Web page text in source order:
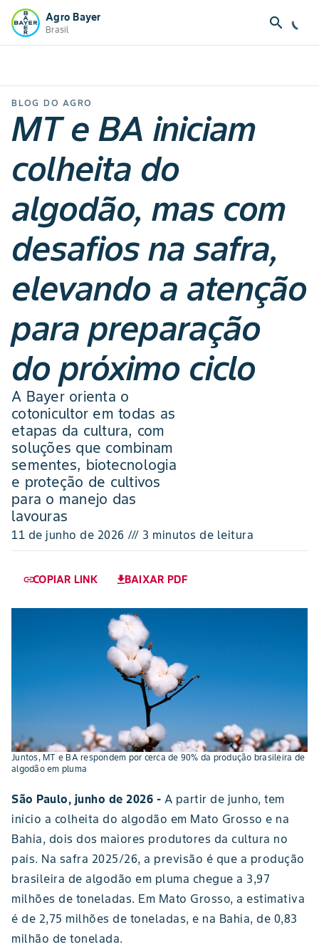
Agro Bayer
Brasil search
BLOG DO AGRO
MT e BA iniciam
colheita do
algodão, mas com
desafios na safra,
elevando a atenção
para preparação
do próximo ciclo
A Bayer orienta o
cotonicultor em todas as
etapas da cultura, com
soluções que combinam
sementes, biotecnologia
e proteção de cultivos
para o manejo das
lavouras
11 de junho de 2026 /// 3 minutos de leitura
COPIAR LINK
link BAIXAR PDF
download
Juntos, MT e BA respondem por cerca de 90% da produção brasileira de
algodão em pluma
São Paulo, junho de 2026 - A partir de junho, tem
início a colheita do algodão em Mato Grosso e na
Bahia, dois dos maiores produtores da cultura no
país. Na safra 2025/26, a previsão é que a produção
brasileira de algodão em pluma chegue a 3,97
milhões de toneladas. Em Mato Grosso, a estimativa
é de 2,75 milhões de toneladas, e na Bahia, de 0,83
milhão de tonelada.